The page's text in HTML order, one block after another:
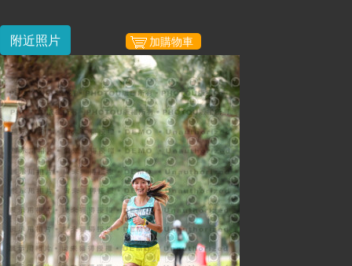
附近照片 加購物車